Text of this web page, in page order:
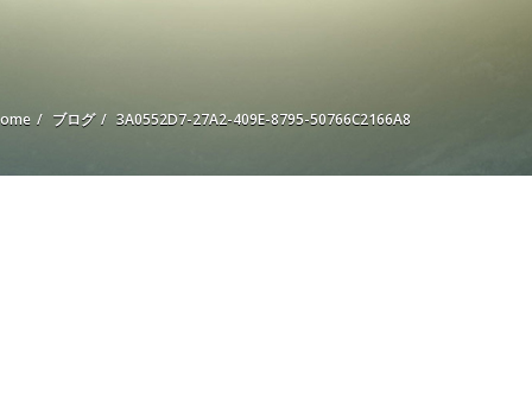
ブログ 3A0552D7-27A2-409E-8795-50766C2166A8